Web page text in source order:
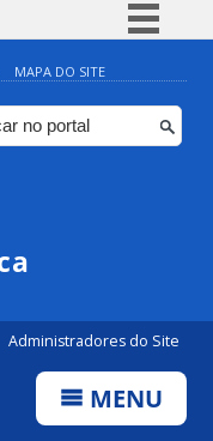
Simplifique!
Comunica BR
Participe
MAPA DO SITE
Administradores do Site
MENU